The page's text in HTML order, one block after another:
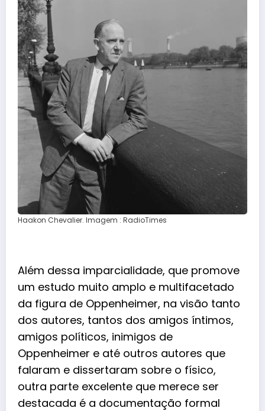
Haakon Chevalier. Imagem : RadioTimes
Além dessa imparcialidade, que promove
um estudo muito amplo e multifacetado
da figura de Oppenheimer, na visão tanto
dos autores, tantos dos amigos íntimos,
amigos políticos, inimigos de
Oppenheimer e até outros autores que
falaram e dissertaram sobre o físico,
outra parte excelente que merece ser
destacada é a documentação formal